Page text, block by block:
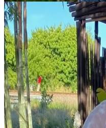
Ritiro di yoga con
Partecipa a un ritiro di yoga
offrire uno spazio dedicato al
rinnovamento. L’esperienza
quoti...
Su richiesta